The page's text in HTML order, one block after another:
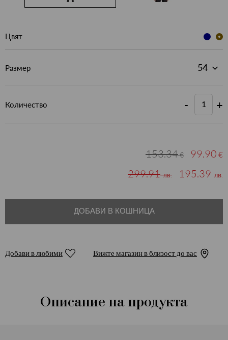
Цвят
Размер
Количество - +
153.34€ 99.90 €
299.91лв. 195.39 лв.
ДОБАВИ В КОШНИЦА
Добави в любими Вижте магазин в близост до вас
Описание на продукта